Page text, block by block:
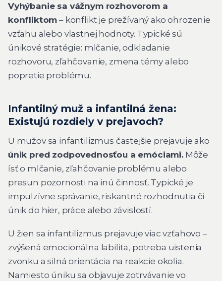
Vyhýbanie sa vážnym rozhovorom a
konfliktom – konflikt je prežívaný ako ohrozenie
vzťahu alebo vlastnej hodnoty. Typické sú
únikové stratégie: mlčanie, odkladanie
rozhovoru, zľahčovanie, zmena témy alebo
popretie problému.
Infantilný muž a infantilná žena:
Existujú rozdiely v prejavoch?
U mužov sa infantilizmus častejšie prejavuje ako
únik pred zodpovednosťou a emóciami.Môže
ísť o mlčanie, zľahčovanie problému alebo
presun pozornosti na inú činnosť. Typické je
impulzívne správanie, riskantné rozhodnutia či
únik do hier, práce alebo závislostí.
U žien sa infantilizmus prejavuje viac vzťahovo –
zvýšená emocionálna labilita, potreba uistenia
zvonku a silná orientácia na reakcie okolia.
Namiesto úniku sa objavuje zotrvávanie vo